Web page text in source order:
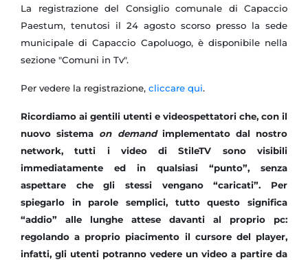
La registrazione del Consiglio comunale di Capaccio
Paestum, tenutosi il 24 agosto scorso presso la sede
municipale di Capaccio Capoluogo, è disponibile nella
sezione "Comuni in Tv".
Per vedere la registrazione, cliccare qui.
Ricordiamo ai gentili utenti e videospettatori che, con il
nuovo sistema on demand implementato dal nostro
network, tutti i video di StileTV sono visibili
immediatamente ed in qualsiasi “punto”, senza
aspettare che gli stessi vengano “caricati”. Per
spiegarlo in parole semplici, tutto questo significa
“addio” alle lunghe attese davanti al proprio pc:
regolando a proprio piacimento il cursore del player,
infatti, gli utenti potranno vedere un video a partire da